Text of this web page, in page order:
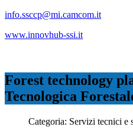
info.ssccp@mi.camcom.it
www.innovhub-ssi.it
Forest technology
Tecnologica
Categoria: Servizi tecnici e